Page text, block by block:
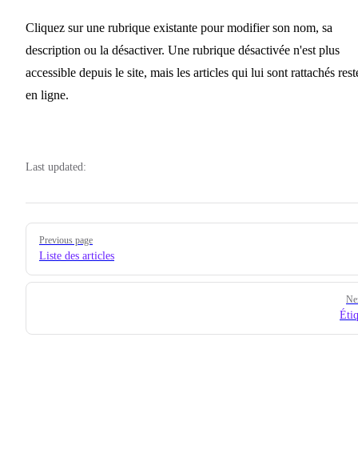
Cliquez sur une rubrique existante pour modifier son nom, sa
description ou la désactiver. Une rubrique désactivée n'est plus
accessible depuis le site, mais les articles qui lui sont rattachés
en ligne.
Last updated:
Pager
Previous page
Liste des articles